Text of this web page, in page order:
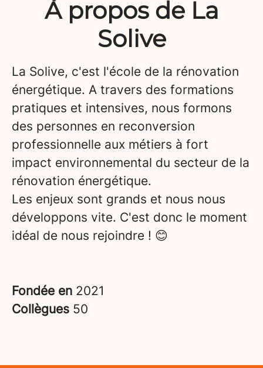
À propos de La
Solive
La Solive, c'est l'école de la rénovation
énergétique. A travers des formations
pratiques et intensives, nous formons
des personnes en reconversion
professionnelle aux métiers à fort
impact environnemental du secteur de la
rénovation énergétique.
Les enjeux sont grands et nous nous
développons vite. C'est donc le moment
idéal de nous rejoindre ! 😊
Fondée en 2021
Collègues 50